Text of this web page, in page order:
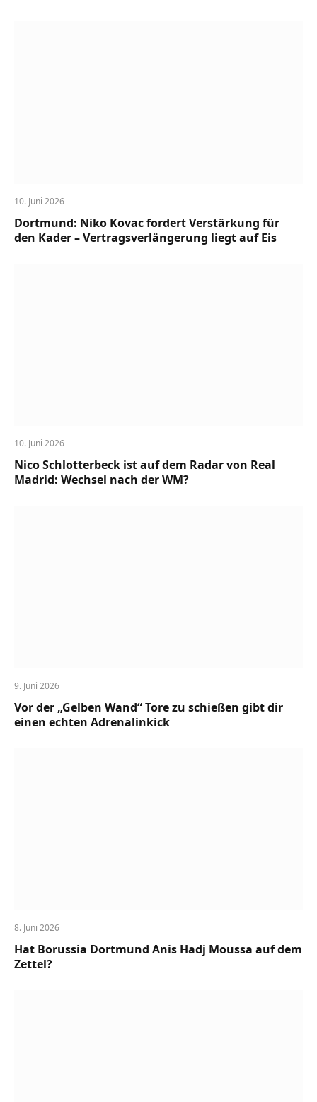
10. Juni 2026
Dortmund: Niko Kovac fordert Verstärkung für
den Kader – Vertragsverlängerung liegt auf Eis
10. Juni 2026
Nico Schlotterbeck ist auf dem Radar von Real
Madrid: Wechsel nach der WM?
9. Juni 2026
Vor der „Gelben Wand“ Tore zu schießen gibt dir
einen echten Adrenalinkick
8. Juni 2026
Hat Borussia Dortmund Anis Hadj Moussa auf dem
Zettel?